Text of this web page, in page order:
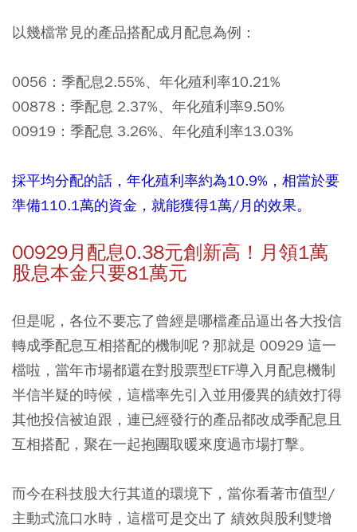
以幾檔常見的產品搭配成月配息為例：
0056：季配息2.55%、年化殖利率10.21%
00878：季配息 2.37%、年化殖利率9.50%
00919：季配息 3.26%、年化殖利率13.03%
採平均分配的話，年化殖利率約為10.9%，相當於要
準備110.1萬的資金，就能獲得1萬/月的效果。
00929月配息0.38元創新高！月領1萬
股息本金只要81萬元
但是呢，各位不要忘了曾經是哪檔產品逼出各大投信
轉成季配息互相搭配的機制呢？那就是 00929 這一
檔啦，當年市場都還在對股票型ETF導入月配息機制
半信半疑的時候，這檔率先引入並用優異的績效打得
其他投信被迫跟，連已經發行的產品都改成季配息且
互相搭配，聚在一起抱團取暖來度過市場打擊。
而今在科技股大行其道的環境下，當你看著市值型/
主動式流口水時，這檔可是交出了 績效與股利雙增